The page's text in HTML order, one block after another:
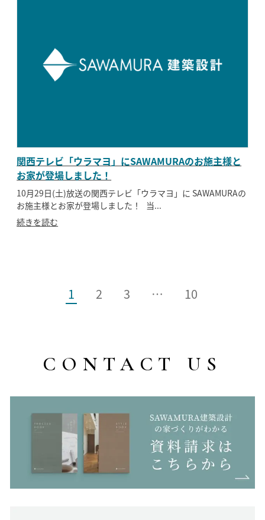
関西テレビ「ウラマヨ」にSAWAMURAのお施主様と
お家が登場しました！
10月29日(土)放送の関西テレビ「ウラマヨ」に SAWAMURAの
お施主様とお家が登場しました！ 当...
続きを読む
1 2 3 … 10
CONTACT US